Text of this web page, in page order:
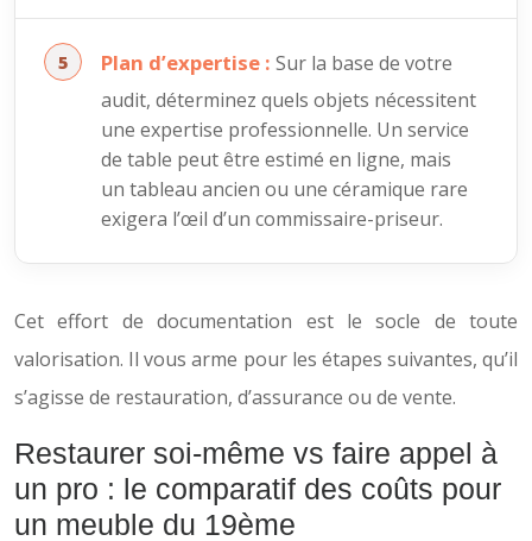
Plan d’expertise : Sur la base de votre
audit, déterminez quels objets nécessitent
une expertise professionnelle. Un service
de table peut être estimé en ligne, mais
un tableau ancien ou une céramique rare
exigera l’œil d’un commissaire-priseur.
Cet effort de documentation est le socle de toute
valorisation. Il vous arme pour les étapes suivantes, qu’il
s’agisse de restauration, d’assurance ou de vente.
Restaurer soi-même vs faire appel à
un pro : le comparatif des coûts pour
un meuble du 19ème